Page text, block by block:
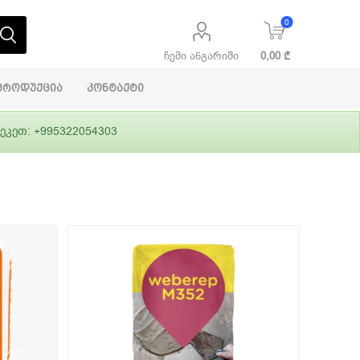
ჩემი ანგარიში
0
0,00 ₾
ფასადები
გრუნტები,
ჰიდროიზოლაცია
ლითონი
სამშენებლო
დანადგარები
კონტაქტი
+995322054303